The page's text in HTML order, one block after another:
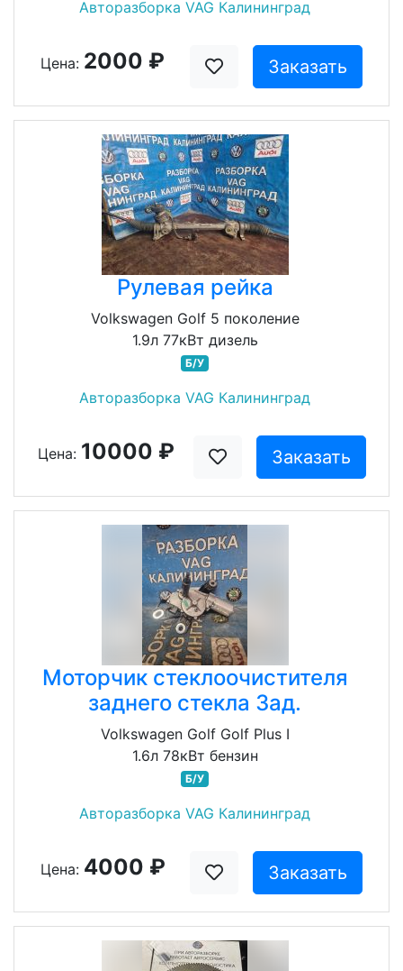
Авторазборка VAG Калининград
Цена: 2000 ₽ Заказать
Рулевая рейка
Volkswagen Golf 5 поколение
1.9л 77кВт дизель
Б/У
Авторазборка VAG Калининград
Цена: 10000 ₽ Заказать
Моторчик стеклоочистителя
заднего стекла Зад.
Volkswagen Golf Golf Plus I
1.6л 78кВт бензин
Б/У
Авторазборка VAG Калининград
Цена: 4000 ₽ Заказать